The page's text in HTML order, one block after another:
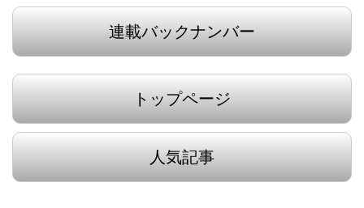
連載バックナンバー
トップページ
人気記事